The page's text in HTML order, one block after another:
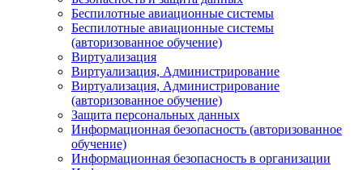
Беспилотные авиационные системы
Беспилотные авиационные системы
(авторизованное обучение)
Виртуализация
Виртуализация, Администрирование
Виртуализация, Администрирование
(авторизованное обучение)
Защита персональных данных
Информационная безопасность (авторизованное
обучение)
Информационная безопасность в организации